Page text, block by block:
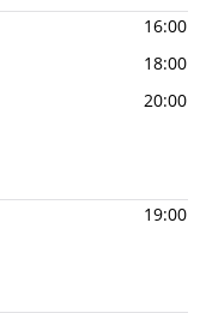
16:00
18:00
20:00
19:00